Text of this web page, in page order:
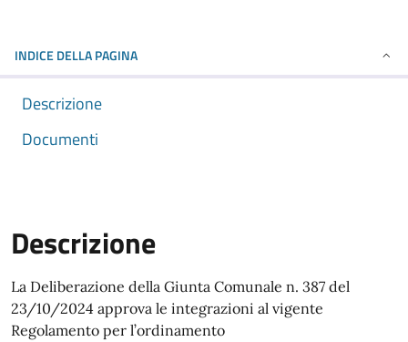
INDICE DELLA PAGINA
Descrizione
Documenti
Descrizione
La Deliberazione della Giunta Comunale n. 387 del
23/10/2024 approva le integrazioni al vigente
Regolamento per l’ordinamento